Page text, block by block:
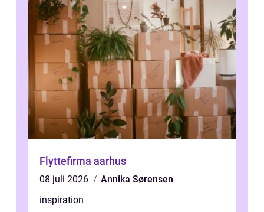
Flyttefirma aarhus
08 juli 2026
Annika Sørensen
inspiration